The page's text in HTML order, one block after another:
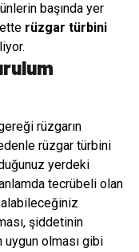
başında yer
rüzgar türbini
rüzgarın
rüzgar türbini
yerdeki
tecrübeli olan
şiddetinin
uygun olması gibi